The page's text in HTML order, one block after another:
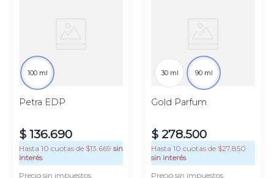
100 ml
Petra EDP
$ 136.690
Hasta 10 cuotas de $13.669 sin
interés
Precio sin impuestos
30 ml 90 ml
Gold Parfum
$ 278.500
Hasta 10 cuotas de $27.850
sin interés
Precio sin impuestos